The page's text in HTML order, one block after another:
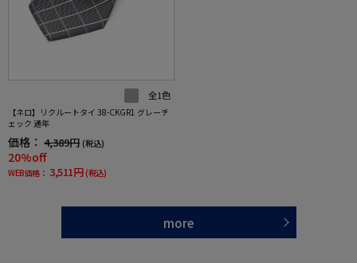
全1色
【ネロ】リクルートタイ 38-CKGR1 グレーチ
ェック 通年
価格： 4,389円 (税込)
20%off
WEB価格： 3,511円 (税込)
more